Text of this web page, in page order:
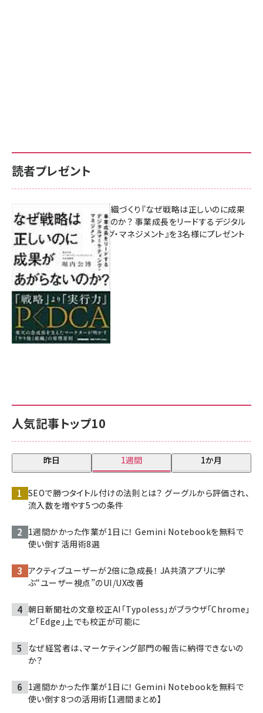
人気記事トップ10
昨日 1週間 1か月
SEOで勝つタイトル付けの法則とは？ グーグルから評価され、
流入数を増やす5つの条件
1週間かかった作業が1日に！ Gemini Notebookを無料で
使い倒す活用術8選
アクティブユーザーが2倍に急成長！ JA共済アプリに学
ぶ“ユーザー視点”のUI/UX改善
朝日新聞社の文章校正AI「Typoless」がブラウザ「Chrome」
と「Edge」上でも校正が可能に
なぜ経営者は、マーケティング部門の報告に納得できないの
か？
1週間かかった作業が1日に！ Gemini Notebookを無料で
使い倒す8つの活用術【1週間まとめ】
読者プレゼント
成果を生む組織づくり『なぜ戦略は正しいのに成果
があがらないのか？ 事業成長をリードするデジタル
マーケティング・マネジメント』を3名様にプレゼント
8月7日 10:00